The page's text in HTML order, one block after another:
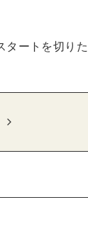
ートを切り